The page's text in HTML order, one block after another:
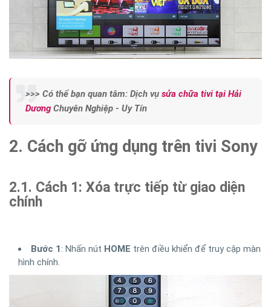
>>> Có thể bạn quan tâm: Dịch vụ sửa chữa tivi tại Hải
Dương Chuyên Nghiệp - Uy Tín
2. Cách gỡ ứng dụng trên tivi Sony
2.1. Cách 1: Xóa trực tiếp từ giao diện
chính
Bước 1 : Nhấn nút HOME trên điều khiển để truy cập màn
hình chính.